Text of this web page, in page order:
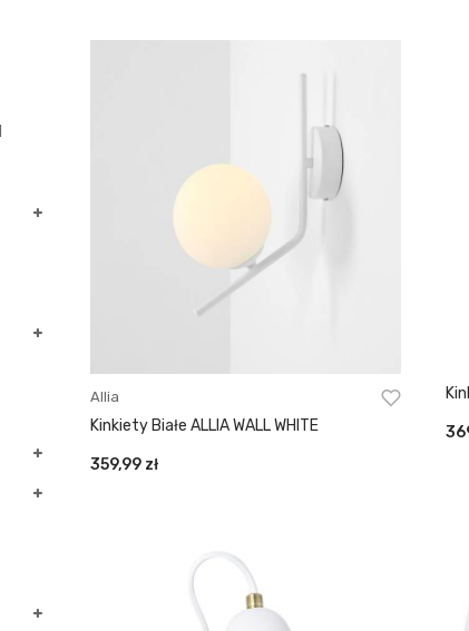
Allia
Kinkiety Białe ALLIA WALL WHITE
359,99 zł